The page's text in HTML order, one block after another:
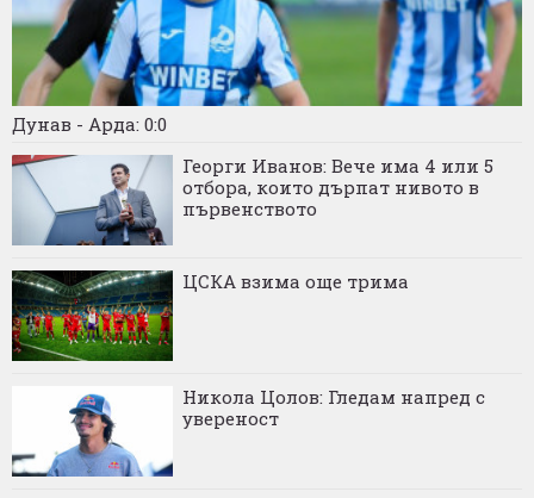
Дунав - Арда: 0:0
Георги Иванов: Вече има 4 или 5
отбора, които дърпат нивото в
първенството
ЦСКА взима още трима
Никола Цолов: Гледам напред с
увереност